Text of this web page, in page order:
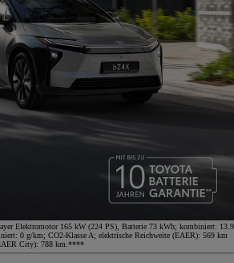
Elektromotor 165 kW (224 PS), Batterie 73 kWh; kombiniert: 13.9
0 g/km; CO2-Klasse A; elektrische Reichweite (EAER): 569 km
City): 788 km.****